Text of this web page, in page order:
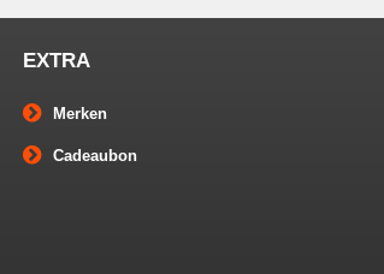
EXTRA
Merken
Cadeaubon